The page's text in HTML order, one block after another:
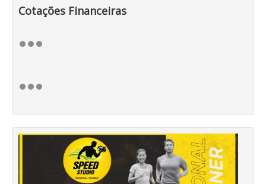
Cotações Financeiras